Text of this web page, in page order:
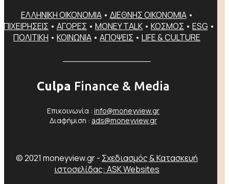
ΕΛΛΗΝΙΚΗ ΟΙΚΟΝΟΜΙΑ• ΔΙΕΘΝΗΣ ΟΙΚΟΝΟΜΙΑ•
• ΑΓΟΡΕΣ • MONEY TALK • ΚΟΣΜΟΣ • ESG •
ΠΟΛΙΤΙΚΗ • ΚΟΙΝΩΝΙΑ • ΑΠΟΨΕΙΣ • LIFE & CULTURE
Culpa Finance & Media
Επικοινωνία : info@moneyview.gr
Διαφήμιση : ads@moneyview.gr
© 2021 moneyview.gr - Σχεδιασμός & Κατασκευή
ιστοσελίδας: ASK Websites